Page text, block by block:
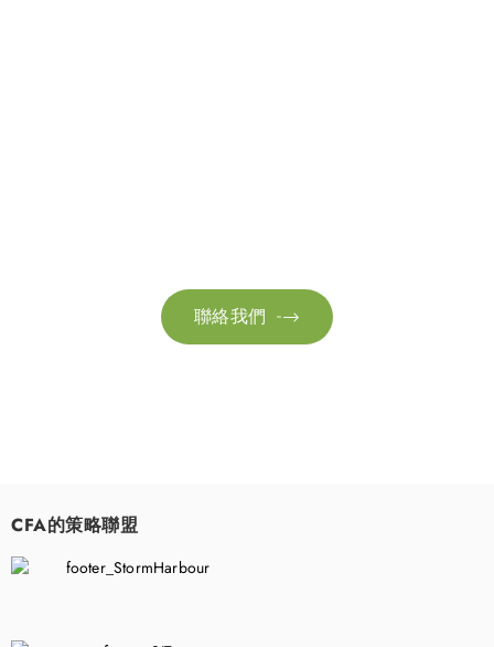

聯絡我們
CFA的策略聯盟